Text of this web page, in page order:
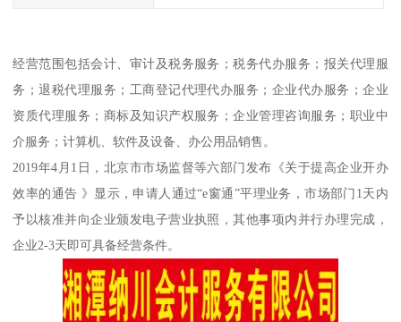
经营范围包括会计、审计及税务服务；税务代办服务；报关代理服
务；退税代理服务；工商登记代理代办服务；企业代办服务；企业
资质代理服务；商标及知识产权服务；企业管理咨询服务；职业中
介服务；计算机、软件及设备、办公用品销售。
2019年4月1日，北京市市场监督等六部门发布《关于提高企业开办
效率的通告 》显示，申请人通过“e窗通”平理业务，市场部门1天内
予以核准并向企业颁发电子营业执照，其他事项内并行办理完成，
企业2-3天即可具备经营条件。